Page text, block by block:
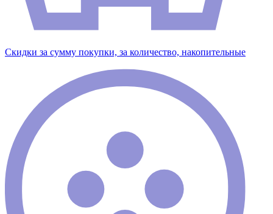
Скидки за сумму покупки, за количество, накопительные